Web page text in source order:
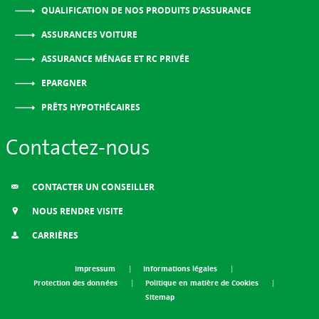
QUALIFICATION DE NOS PRODUITS D’ASSURANCE
ASSURANCES VOITURE
ASSURANCE MÉNAGE ET RC PRIVÉE
EPARGNER
PRÊTS HYPOTHÉCAIRES
Contactez-nous
CONTACTER UN CONSEILLER
NOUS RENDRE VISITE
CARRIÈRES
Impressum
Informations légales
Protection des données
Politique en matière de Cookies
Sitemap